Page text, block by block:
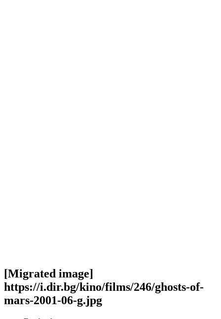
[Migrated image]
https://i.dir.bg/kino/films/246/ghosts-of-
mars-2001-06-g.jpg